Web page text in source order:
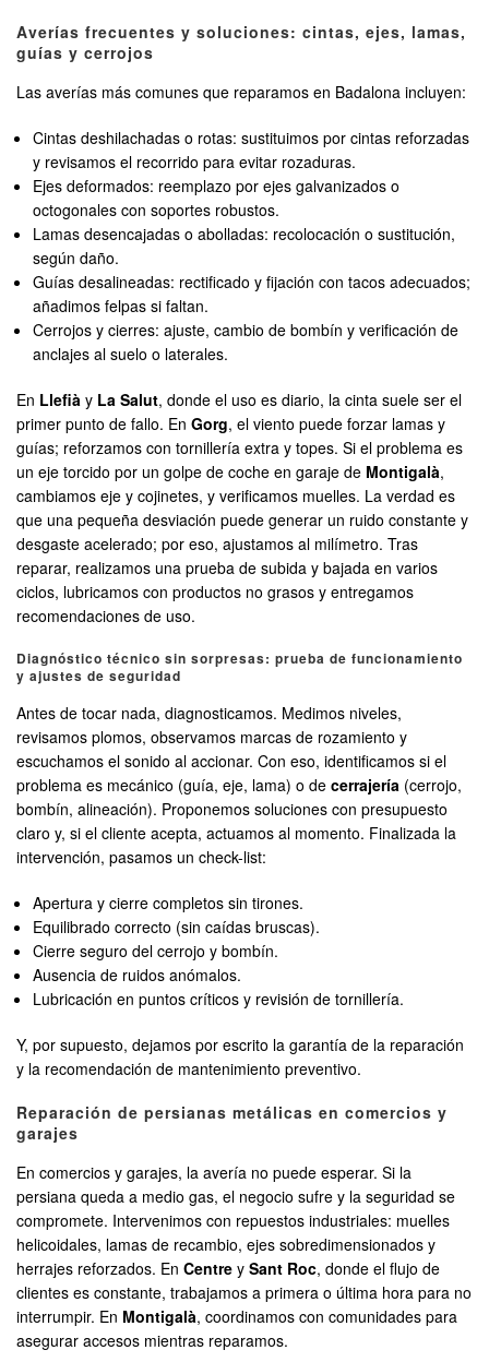
Averías frecuentes y soluciones: cintas, ejes, lamas,
guías y cerrojos
Las averías más comunes que reparamos en Badalona incluyen:
Cintas deshilachadas o rotas: sustituimos por cintas reforzadas
y revisamos el recorrido para evitar rozaduras.
Ejes deformados: reemplazo por ejes galvanizados o
octogonales con soportes robustos.
Lamas desencajadas o abolladas: recolocación o sustitución,
según daño.
Guías desalineadas: rectificado y fijación con tacos adecuados;
añadimos felpas si faltan.
Cerrojos y cierres: ajuste, cambio de bombín y verificación de
anclajes al suelo o laterales.
En Llefià y La Salut, donde el uso es diario, la cinta suele ser el
primer punto de fallo. En Gorg, el viento puede forzar lamas y
guías; reforzamos con tornillería extra y topes. Si el problema es
un eje torcido por un golpe de coche en garaje de Montigalà,
cambiamos eje y cojinetes, y verificamos muelles. La verdad es
que una pequeña desviación puede generar un ruido constante y
desgaste acelerado; por eso, ajustamos al milímetro. Tras
reparar, realizamos una prueba de subida y bajada en varios
ciclos, lubricamos con productos no grasos y entregamos
recomendaciones de uso.
Diagnóstico técnico sin sorpresas: prueba de funcionamiento
y ajustes de seguridad
Antes de tocar nada, diagnosticamos. Medimos niveles,
revisamos plomos, observamos marcas de rozamiento y
escuchamos el sonido al accionar. Con eso, identificamos si el
problema es mecánico (guía, eje, lama) o de cerrajería (cerrojo,
bombín, alineación). Proponemos soluciones con presupuesto
claro y, si el cliente acepta, actuamos al momento. Finalizada la
intervención, pasamos un check-list:
Apertura y cierre completos sin tirones.
Equilibrado correcto (sin caídas bruscas).
Cierre seguro del cerrojo y bombín.
Ausencia de ruidos anómalos.
Lubricación en puntos críticos y revisión de tornillería.
Y, por supuesto, dejamos por escrito la garantía de la reparación
y la recomendación de mantenimiento preventivo.
Reparación de persianas metálicas en comercios y
garajes
En comercios y garajes, la avería no puede esperar. Si la
persiana queda a medio gas, el negocio sufre y la seguridad se
compromete. Intervenimos con repuestos industriales: muelles
helicoidales, lamas de recambio, ejes sobredimensionados y
herrajes reforzados. En Centre y Sant Roc, donde el flujo de
clientes es constante, trabajamos a primera o última hora para no
interrumpir. En Montigalà, coordinamos con comunidades para
asegurar accesos mientras reparamos.